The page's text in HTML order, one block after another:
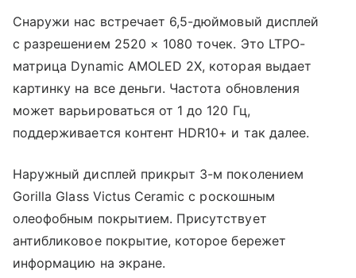
Снаружи нас встречает 6,5-дюймовый дисплей
с разрешением 2520 × 1080 точек. Это LTPO-
матрица Dynamic AMOLED 2X, которая выдает
картинку на все деньги. Частота обновления
может варьироваться от 1 до 120 Гц,
поддерживается контент HDR10+ и так далее.
Наружный дисплей прикрыт 3-м поколением
Gorilla Glass Victus Ceramic с роскошным
олеофобным покрытием. Присутствует
антибликовое покрытие, которое бережет
информацию на экране.